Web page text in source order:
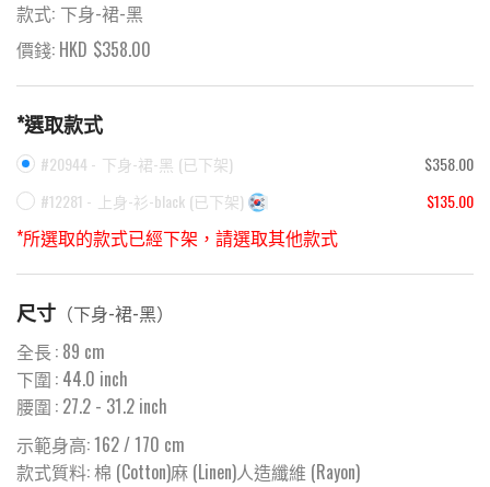
款式: 下身-裙-黑
價錢: HKD $358.00
*選取款式
#20944 - 下身-裙-黑 (已下架)
$358.00
#12281 - 上身-衫-black (已下架) $135.00
*所選取的款式已經下架，請選取其他款式
尺寸 （下身-裙-黑）
全長 : 89 cm
下圍 : 44.0 inch
腰圍 : 27.2 - 31.2 inch
示範身高: 162 / 170 cm
款式質料:棉 (Cotton)麻 (Linen)人造纖維 (Rayon)